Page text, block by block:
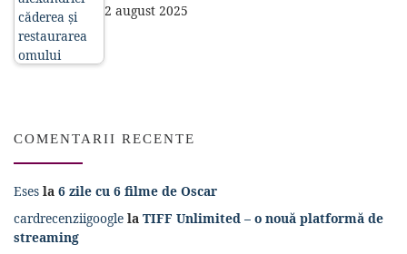
2 august 2025
COMENTARII RECENTE
Eses la 6 zile cu 6 filme de Oscar
cardrecenziigoogle la TIFF Unlimited – o nouă platformă de
streaming